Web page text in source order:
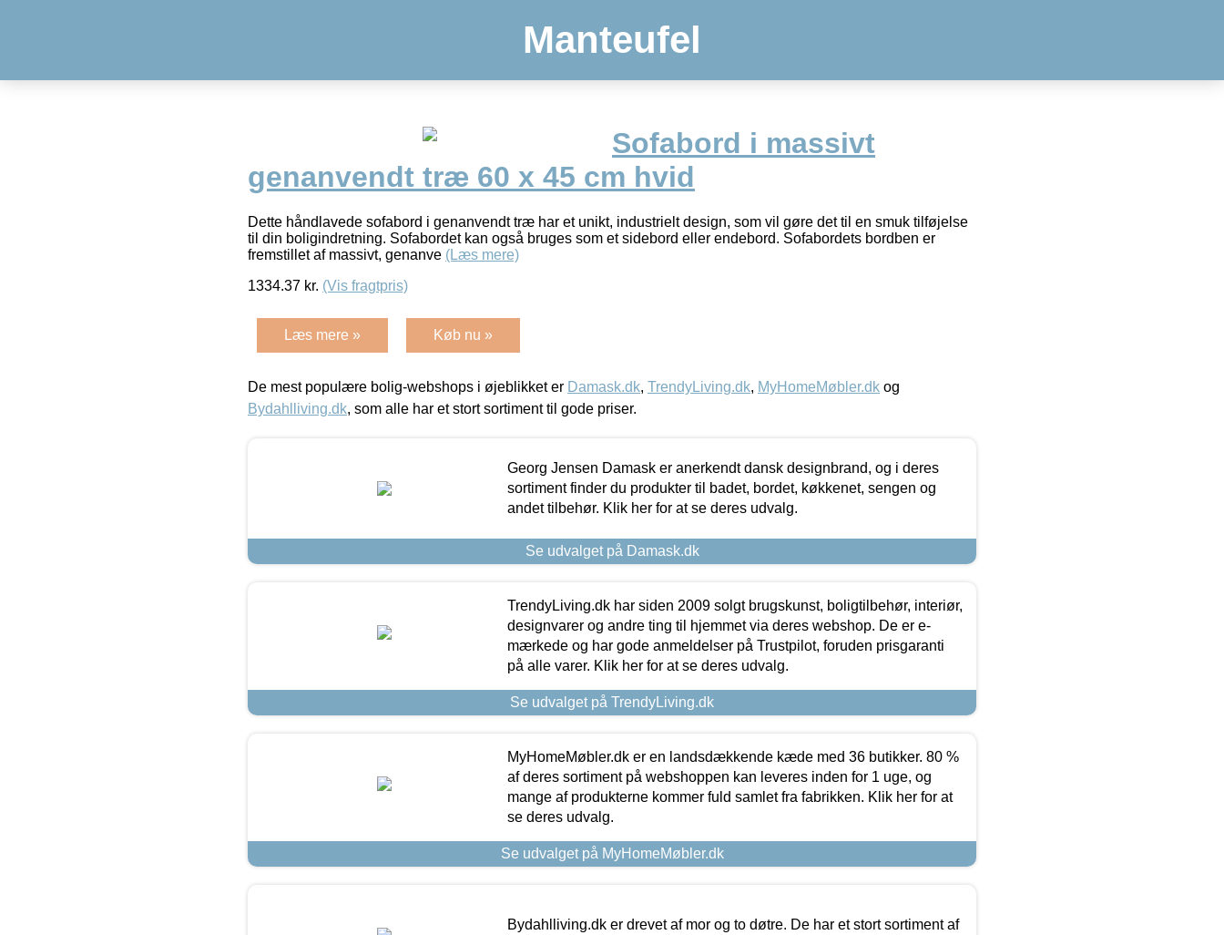
Manteufel
Sofabord i massivt
genanvendt træ 60 x 45 cm hvid
Dette håndlavede sofabord i genanvendt træ har et unikt, industrielt design, som vil gøre det til en smuk tilføjelse
til din boligindretning. Sofabordet kan også bruges som et sidebord eller endebord. Sofabordets bordben er
fremstillet af massivt, genanve (Læs mere)
1334.37 kr. (Vis fragtpris)
Læs mere » Køb nu »
De mest populære bolig-webshops i øjeblikket er Damask.dk, TrendyLiving.dk, MyHomeMøbler.dk og
Bydahlliving.dk, som alle har et stort sortiment til gode priser.
Georg Jensen Damask er anerkendt dansk designbrand, og i deres
sortiment finder du produkter til badet, bordet, køkkenet, sengen og
andet tilbehør. Klik her for at se deres udvalg.
Se udvalget på Damask.dk
TrendyLiving.dk har siden 2009 solgt brugskunst, boligtilbehør, interiør,
designvarer og andre ting til hjemmet via deres webshop. De er e-
mærkede og har gode anmeldelser på Trustpilot, foruden prisgaranti
på alle varer. Klik her for at se deres udvalg.
Se udvalget på TrendyLiving.dk
MyHomeMøbler.dk er en landsdækkende kæde med 36 butikker. 80 %
af deres sortiment på webshoppen kan leveres inden for 1 uge, og
mange af produkterne kommer fuld samlet fra fabrikken. Klik her for at
se deres udvalg.
Se udvalget på MyHomeMøbler.dk
Bydahlliving.dk er drevet af mor og to døtre. De har et stort sortiment af